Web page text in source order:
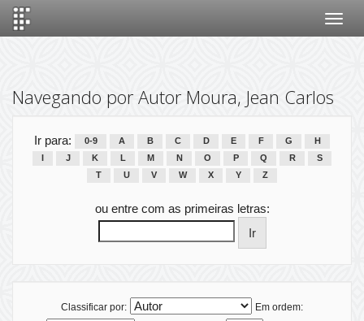
Navegando por Autor Moura, Jean Carlos
Ir para: 0-9 A B C D E F G
H
J K L M N O P Q R
S
T
U V W X Y Z
ou entre com as primeiras letras:
Classificar por:
Em ordem: